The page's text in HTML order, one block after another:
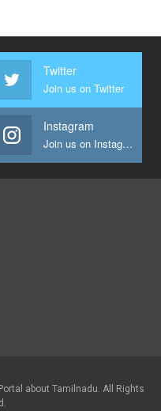
Twitter
Join us on Twitter
Instagram
Join us on Instagram
about Tamilnadu. All Rights